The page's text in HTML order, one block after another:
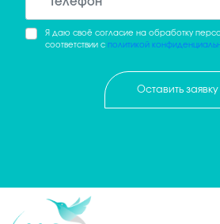
Я даю своё согласие на обработку
соответствии с политикой
Оставить заявку